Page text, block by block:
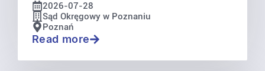
2026-07-28
Sąd Okręgowy w Poznaniu
Poznań
Read more